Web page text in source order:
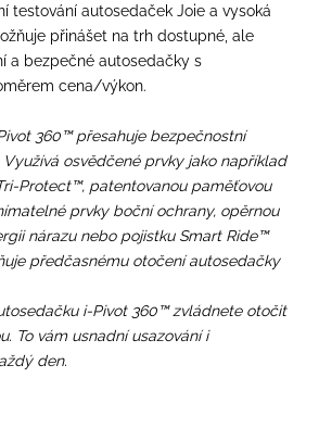
testování autosedaček Joie a vysoká
přinášet na trh dostupné, ale
a bezpečné autosedačky s
cena/výkon.
360™ přesahuje bezpečnostní
osvědčené prvky jako například
Protect™, patentovanou paměťovou
prvky boční ochrany, opěrnou
nárazu nebo pojistku Smart Ride™
předčasnému otočení autosedačky
i-Pivot 360™ zvládnete otočit
To vám usnadní usazování i
den.